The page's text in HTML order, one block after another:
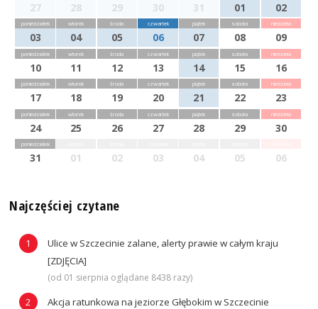
27 28 29 30 31 01 02
poniedziałek
03
wtorek
04
środa
05
czwartek
06
piątek
07
sobota
08
niedziela
09
poniedziałek
10
wtorek
11
środa
12
czwartek
13
piątek
14
sobota
15
niedziela
16
poniedziałek
17
wtorek
18
środa
19
czwartek
20
piątek
21
sobota
22
niedziela
23
poniedziałek
24
wtorek
25
środa
26
czwartek
27
piątek
28
sobota
29
niedziela
30
poniedziałek
31 01 02 03 04 05 06
Najczęściej czytane
Ulice w Szczecinie zalane, alerty prawie w całym kraju
[ZDJĘCIA]
(od 01 sierpnia oglądane 8438 razy)
Akcja ratunkowa na jeziorze Głębokim w Szczecinie